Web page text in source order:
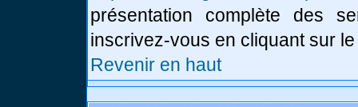
présentation complète des
inscrivez-vous en cliquant sur
Revenir en haut